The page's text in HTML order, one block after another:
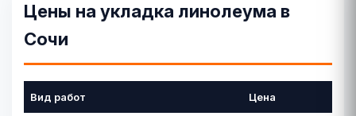
Цены на укладка линолеума в
Сочи
Вид работ Цена